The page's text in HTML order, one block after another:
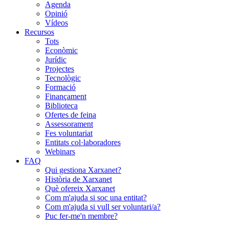
Agenda
Opinió
Vídeos
Recursos
Tots
Econòmic
Jurídic
Projectes
Tecnològic
Formació
Finançament
Biblioteca
Ofertes de feina
Assessorament
Fes voluntariat
Entitats col·laboradores
Webinars
FAQ
Qui gestiona Xarxanet?
Història de Xarxanet
Què ofereix Xarxanet
Com m'ajuda si soc una entitat?
Com m'ajuda si vull ser voluntari/a?
Puc fer-me'n membre?